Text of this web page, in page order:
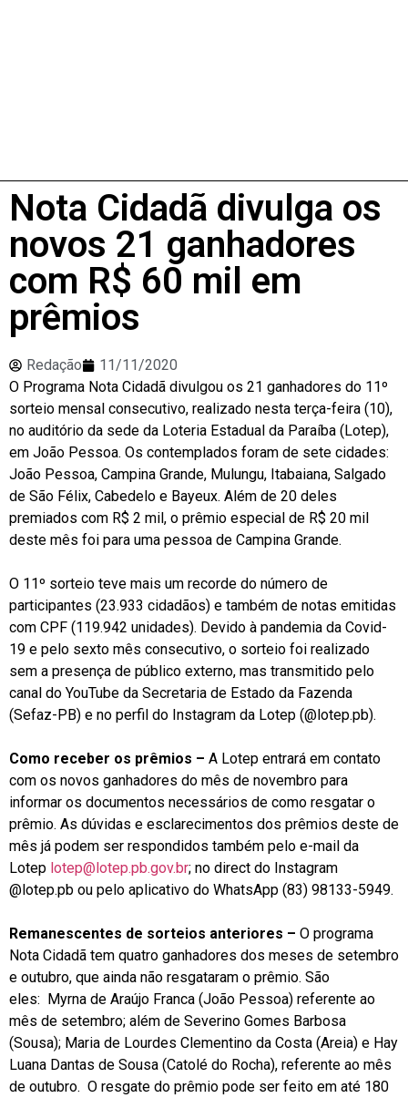
Nota Cidadã divulga os
novos 21 ganhadores
com R$ 60 mil em
prêmios
Redação
11/11/2020
O Programa Nota Cidadã divulgou os 21 ganhadores do 11º
sorteio mensal consecutivo, realizado nesta terça-feira (10),
no auditório da sede da Loteria Estadual da Paraíba (Lotep),
em João Pessoa. Os contemplados foram de sete cidades:
João Pessoa, Campina Grande, Mulungu, Itabaiana, Salgado
de São Félix, Cabedelo e Bayeux. Além de 20 deles
premiados com R$ 2 mil, o prêmio especial de R$ 20 mil
deste mês foi para uma pessoa de Campina Grande.
O 11º sorteio teve mais um recorde do número de
participantes (23.933 cidadãos) e também de notas emitidas
com CPF (119.942 unidades). Devido à pandemia da Covid-
19 e pelo sexto mês consecutivo, o sorteio foi realizado
sem a presença de público externo, mas transmitido pelo
canal do YouTube da Secretaria de Estado da Fazenda
(Sefaz-PB) e no perfil do Instagram da Lotep (@lotep.pb).
Como receber os prêmios – A Lotep entrará em contato
com os novos ganhadores do mês de novembro para
informar os documentos necessários de como resgatar o
prêmio. As dúvidas e esclarecimentos dos prêmios deste de
mês já podem ser respondidos também pelo e-mail da
Lotep lotep@lotep.pb.gov.br; no direct do Instagram
@lotep.pb ou pelo aplicativo do WhatsApp (83) 98133-5949.
Remanescentes de sorteios anteriores – O programa
Nota Cidadã tem quatro ganhadores dos meses de setembro
e outubro, que ainda não resgataram o prêmio. São
eles: Myrna de Araújo Franca (João Pessoa) referente ao
mês de setembro; além de Severino Gomes Barbosa
(Sousa); Maria de Lourdes Clementino da Costa (Areia) e Hay
Luana Dantas de Sousa (Catolé do Rocha), referente ao mês
de outubro. O resgate do prêmio pode ser feito em até 180